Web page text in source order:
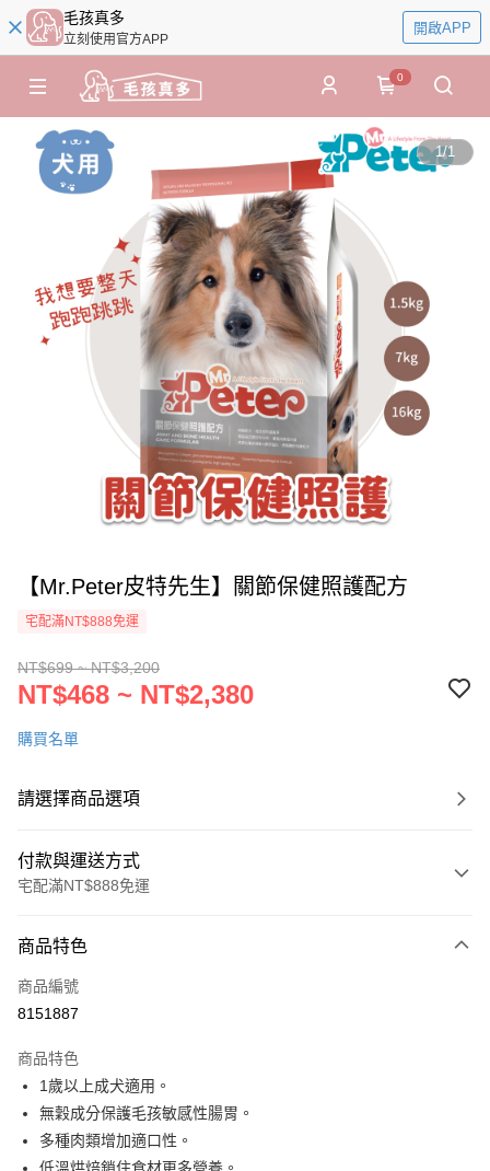
毛孩真多
立刻使用官方APP
開啟APP
0
1/1
【Mr.Peter皮特先生】關節保健照護配方
宅配滿NT$888免運
NT$699 ~ NT$3,200
NT$468 ~ NT$2,380
購買名單
請選擇商品選項
付款與運送方式
宅配滿NT$888免運
信用卡一次付款
LINE Pay
運送方式
宅配
每筆NT$100，滿NT$888(含以上)免運費
商品特色
商品編號
8151887
商品特色
1歲以上成犬適用。
無穀成分保護毛孩敏感性腸胃。
多種肉類增加適口性。